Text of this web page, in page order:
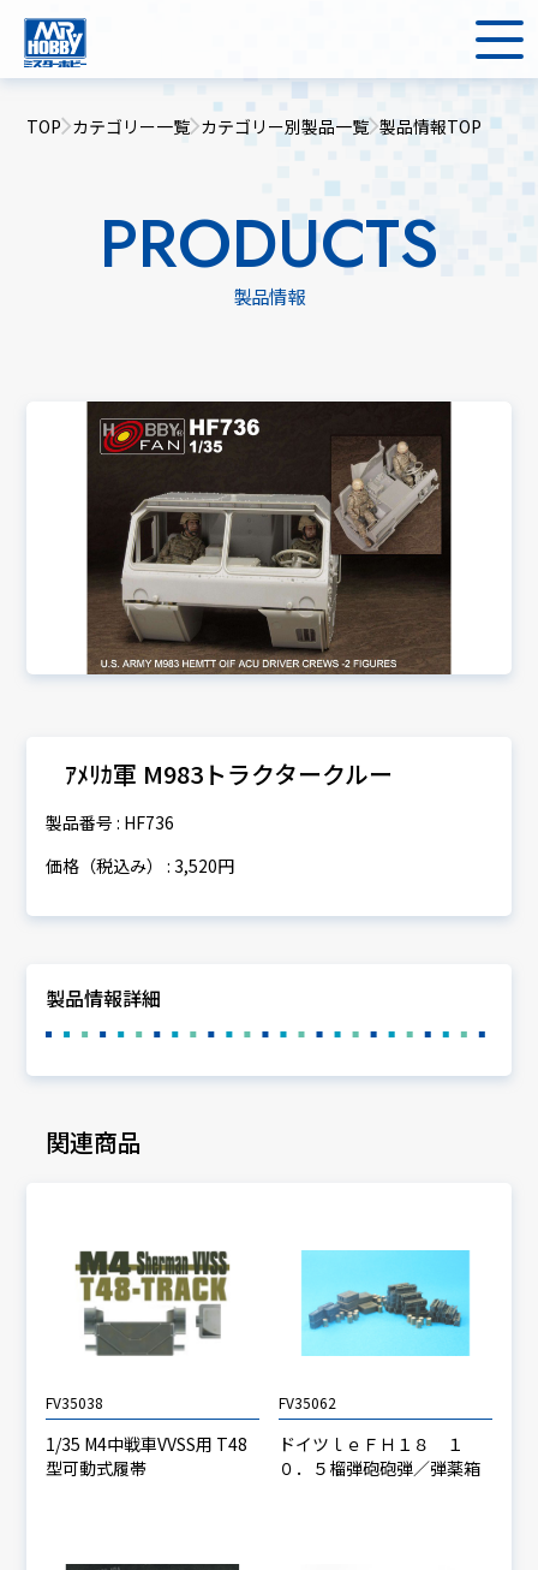
TOP カテゴリー一覧 カテゴリー別製品一覧 製品情報TOP
PRODUCTS
製品情報
ｱﾒﾘｶ軍 M983トラクタークルー
製品番号 : HF736
価格（税込み） : 3,520円
製品情報詳細
関連商品
FV35038
1/35 M4中戦車VVSS用 T48
型可動式履帯
FV35062
ドイツｌｅＦＨ１８ １
０．５榴弾砲砲弾／弾薬箱